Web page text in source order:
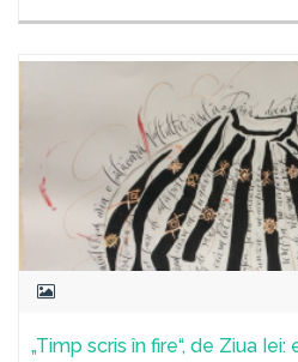
„Timp scris în fire“, de Ziua